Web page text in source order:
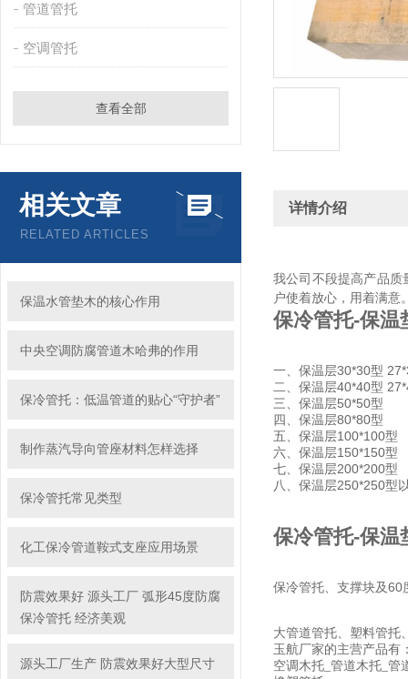
管道管托
空调管托
查看全部
相关文章
RELATED ARTICLES
保温水管垫木的核心作用
中央空调防腐管道木哈弗的作用
保冷管托：低温管道的贴心“守护者”
制作蒸汽导向管座材料怎样选择
保冷管托常见类型
化工保冷管道鞍式支座应用场景
防震效果好 源头工厂 弧形45度防腐
保冷管托 经济美观
源头工厂生产 防震效果好大型尺寸
详情介绍
我公司不段提高产品质
户使着放心，用着满意
保冷管托-保温
一、保温层30*30型
二、保温层40*40型
三、保温层50*50型
四、保温层80*80型
五、保温层100*100型
六、保温层150*150型
七、保温层200*200型
八、保温层250*250型
保冷管托-保温
保冷管托、支撑块及60
大管道管托、塑料管托
玉航厂家的主营产品有
空调木托_管道木托_管